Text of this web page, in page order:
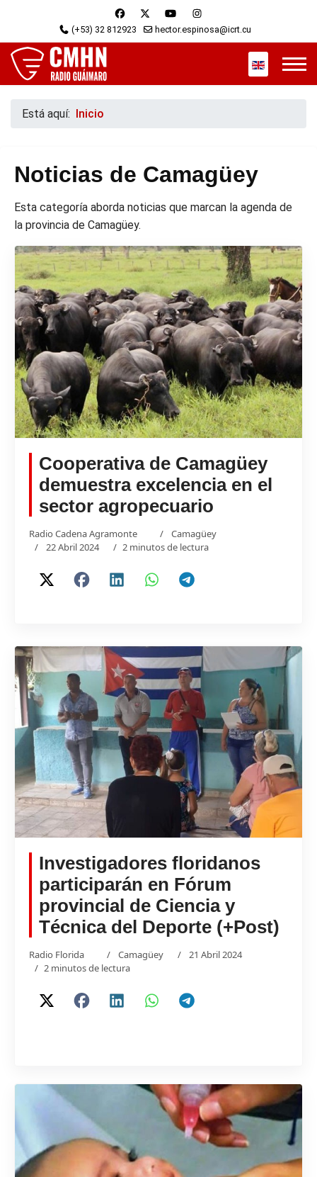
(+53) 32 812923 hector.espinosa@icrt.cu
Seleccione
Está aquí: Inicio
Noticias de Camagüey
Esta categoría aborda noticias que marcan la agenda de
la provincia de Camagüey.
Cooperativa de Camagüey
demuestra excelencia en el
sector agropecuario
Radio Cadena Agramonte
Camagüey
22 Abril 2024
2 minutos de lectura
Investigadores floridanos
participarán en Fórum
provincial de Ciencia y
Técnica del Deporte (+Post)
Radio Florida Camagüey
21 Abril 2024
2 minutos de lectura